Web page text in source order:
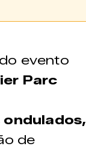
evento
Parc
ondulados,
de